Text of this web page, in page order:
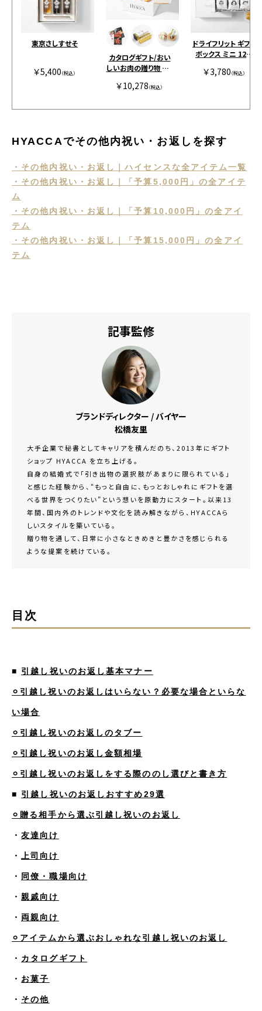
東京さしすせそ
￥5,400（税込）
カタログギフト/おい
しいお肉の贈り物 全2
HMC
￥10,278（税込）
ドライフリット ギフト
ボックス ミニ 12個
￥3,780（税込）
HYACCAでその他内祝い・お返しを探す
・その他内祝い・お返し｜ハイセンスな全アイテム一覧
・その他内祝い・お返し｜「予算5,000円」の全アイテ
ム
・その他内祝い・お返し｜「予算10,000円」の全アイ
テム
・その他内祝い・お返し｜「予算15,000円」の全アイ
テム
記事監修
ブランドディレクター / バイヤー
松橋友里
大手企業で秘書としてキャリアを積んだのち、2013年にギフト
ショップ HYACCA を立ち上げる。
自身の結婚式で「引き出物の選択肢があまりに限られている」
と感じた経験から、“もっと自由に、もっとおしゃれにギフトを選
べる世界をつくりたい”という想いを原動力にスタート。以来13
年間、国内外のトレンドや文化を読み解きながら、HYACCAら
しいスタイルを築いている。
贈り物を通して、日常に小さなときめきと豊かさを感じられる
ような提案を続けている。
目次
■ 引越し祝いのお返し基本マナー
⚪︎引越し祝いのお返しはいらない？必要な場合といらな
い場合
⚪︎引越し祝いのお返しのタブー
⚪︎引越し祝いのお返し金額相場
⚪︎引越し祝いのお返しをする際ののし選びと書き方
■ 引越し祝いのお返しおすすめ29選
⚪︎贈る相手から選ぶ引越し祝いのお返し
・友達向け
・ 上司向け
・ 同僚・職場向け
・親戚向け
・ 両親向け
⚪︎アイテムから選ぶおしゃれな引越し祝いのお返し
・ カタログギフト
・ お菓子
・ その他